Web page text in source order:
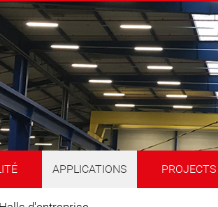
APPLICATIONS PROJECTS